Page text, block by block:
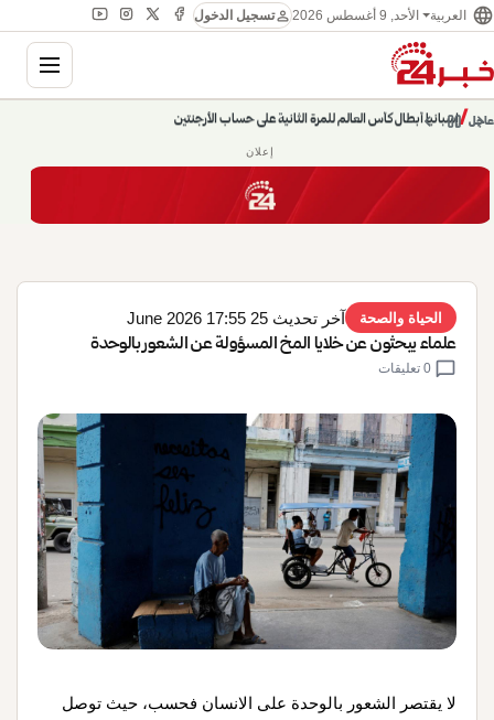
language العربية الأحد, 9 أغسطس 2026 personتسجيل الدخول
عاجل/حديث الساعة: سيناريوهات قادمة 745 chevron_right
pause
chevron_left
إعلان
الحياة والصحة آخر تحديث 25 June 2026 17:55
علماء يبحثون عن خلايا المخ المسؤولة عن الشعور بالوحدة
chat_bubble
لا يقتصر الشعور بالوحدة على الانسان فحسب، حيث توصل